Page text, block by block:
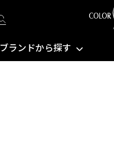
ブランドから探す